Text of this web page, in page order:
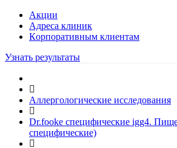
Акции
Адреса клиник
Кoрпоративным клиентам
Узнать результаты
Аллергологические исследования
Dr.fooke специфические igg4.
специфические)